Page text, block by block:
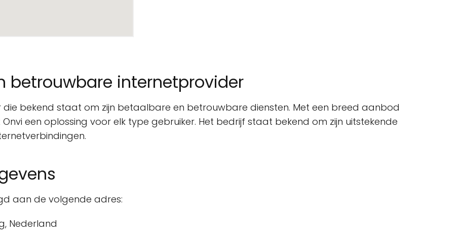
betrouwbare internetprovider
die bekend staat om zijn betaalbare en betrouwbare diensten. Met een breed aanbod
een oplossing voor elk type gebruiker. Het bedrijf staat bekend om zijn uitstekende
aan de volgende adres:
Nederland